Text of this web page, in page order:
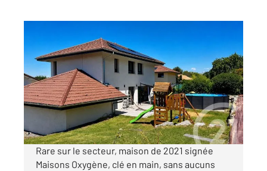
121,76 m2, 5 pièces
Ref : 156598
Maison à vendre
640 000 €
Visiter le site dédié
Rare sur le secteur, maison de 2021 signée
Maisons Oxygène, clé en main, sans aucuns